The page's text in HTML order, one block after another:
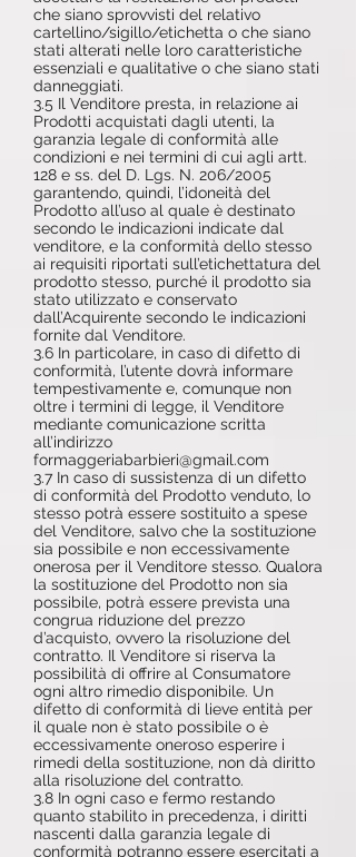
che siano sprovvisti del relativo
cartellino/sigillo/etichetta o che siano
stati alterati nelle loro caratteristiche
essenziali e qualitative o che siano stati
danneggiati.
3.5 Il Venditore presta, in relazione ai
Prodotti acquistati dagli utenti, la
garanzia legale di conformità alle
condizioni e nei termini di cui agli artt.
128 e ss. del D. Lgs. N. 206/2005
garantendo, quindi, l’idoneità del
Prodotto all’uso al quale è destinato
secondo le indicazioni indicate dal
venditore, e la conformità dello stesso
ai requisiti riportati sull’etichettatura del
prodotto stesso, purché il prodotto sia
stato utilizzato e conservato
dall’Acquirente secondo le indicazioni
fornite dal Venditore.
3.6 In particolare, in caso di difetto di
conformità, l’utente dovrà informare
tempestivamente e, comunque non
oltre i termini di legge, il Venditore
mediante comunicazione scritta
all’indirizzo
formaggeriabarbieri@gmail.com
3.7 In caso di sussistenza di un difetto
di conformità del Prodotto venduto, lo
stesso potrà essere sostituito a spese
del Venditore, salvo che la sostituzione
sia possibile e non eccessivamente
onerosa per il Venditore stesso. Qualora
la sostituzione del Prodotto non sia
possibile, potrà essere prevista una
congrua riduzione del prezzo
d’acquisto, ovvero la risoluzione del
contratto. Il Venditore si riserva la
possibilità di offrire al Consumatore
ogni altro rimedio disponibile. Un
difetto di conformità di lieve entità per
il quale non è stato possibile o è
eccessivamente oneroso esperire i
rimedi della sostituzione, non dà diritto
alla risoluzione del contratto.
3.8 In ogni caso e fermo restando
quanto stabilito in precedenza, i diritti
nascenti dalla garanzia legale di
conformità potranno essere esercitati a